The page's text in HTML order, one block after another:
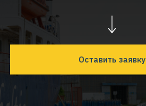
Оставить заявку